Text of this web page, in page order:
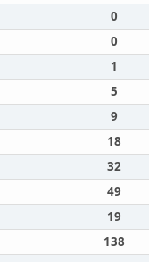
0
0
1
5
9
18
32
49
19
138